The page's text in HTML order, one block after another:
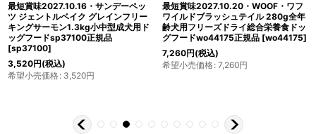
最短賞味2027.10.16・サンデーペッ
ツ ジェントルベイク グレインフリー
キングサーモン1.3kg小中型成犬用ド
ッグフードsp37100正規品
[sp37100]
3,520円(税込)
希望小売価格: 3,520円
最短賞味2027.10.20・WOOF・ワフ
ワイルドブラッシュテイル 280g全年
齢犬用フリーズドライ総合栄養食ドッ
グフードwo44175正規品 [wo44175]
7,260円(税込)
希望小売価格: 7,260円